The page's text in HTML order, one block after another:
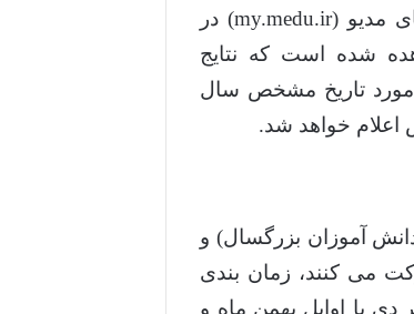
مراحل ثبت و تأیید نهایی، کارنامه دانش آموزان از طریق سامانه مای مدیو (my.medu.ir) در
شده است که نتایج
مورد تاریخ مشخص سال
خواهد شد.
آموزان بزرگسال) و
می کنند، زمان بندی
دی یا اوایل بهمن ماه و